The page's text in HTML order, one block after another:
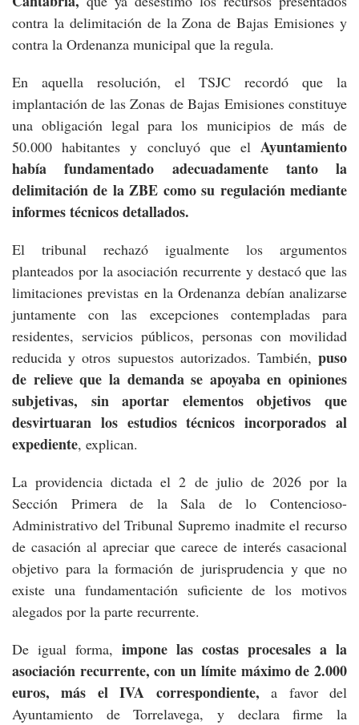
contra la delimitación de la Zona de Bajas Emisiones y
contra la Ordenanza municipal que la regula.
En aquella resolución, el TSJC recordó que la
implantación de las Zonas de Bajas Emisiones constituye
una obligación legal para los municipios de más de
50.000 habitantes y concluyó que el Ayuntamiento
había fundamentado adecuadamente tanto la
delimitación de la ZBE como su regulación mediante
informes técnicos detallados.
El tribunal rechazó igualmente los argumentos
planteados por la asociación recurrente y destacó que las
limitaciones previstas en la Ordenanza debían analizarse
juntamente con las excepciones contempladas para
residentes, servicios públicos, personas con movilidad
reducida y otros supuestos autorizados. También, puso
de relieve que la demanda se apoyaba en opiniones
subjetivas, sin aportar elementos objetivos que
desvirtuaran los estudios técnicos incorporados al
expediente, explican.
La providencia dictada el 2 de julio de 2026 por la
Sección Primera de la Sala de lo Contencioso-
Administrativo del Tribunal Supremo inadmite el recurso
de casación al apreciar que carece de interés casacional
objetivo para la formación de jurisprudencia y que no
existe una fundamentación suficiente de los motivos
alegados por la parte recurrente.
De igual forma, impone las costas procesales a la
asociación recurrente, con un límite máximo de 2.000
euros, más el IVA correspondiente, a favor del
Ayuntamiento de Torrelavega, y declara firme la